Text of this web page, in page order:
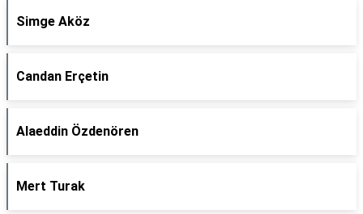
Simge Aköz
Candan Erçetin
Alaeddin Özdenören
Mert Turak